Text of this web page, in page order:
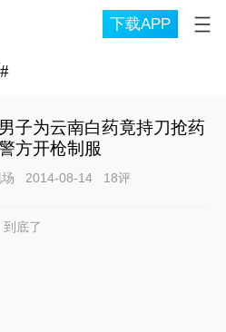
下载APP
#
子为云南白药竟持刀抢药
方开枪制服
2014-08-14 18评
到底了